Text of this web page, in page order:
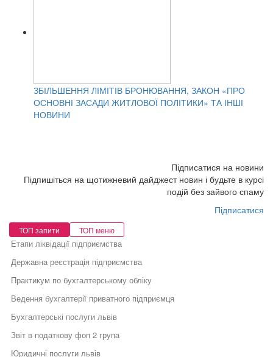
ЗБІЛЬШЕННЯ ЛІМІТІВ БРОНЮВАННЯ, ЗАКОН «ПРО
ОСНОВНІ ЗАСАДИ ЖИТЛОВОЇ ПОЛІТИКИ» ТА ІНШІ
НОВИНИ
Підписатися на новини
Підпишіться на щотижневий дайджест новин і будьте в курсі
подій без зайвого спаму
Підписатися
ТОП запити ТОП меню
Етапи ліквідації підприємства
Державна реєстрація підприємства
Практикум по бухгалтерському обліку
Ведення бухгалтерії приватного підприємця
Бухгалтерські послуги львів
Звіт в податкову фоп 2 група
Юридичні послуги львів